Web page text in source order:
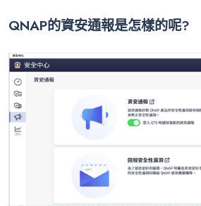
QNAP的資安通報是怎樣的呢?